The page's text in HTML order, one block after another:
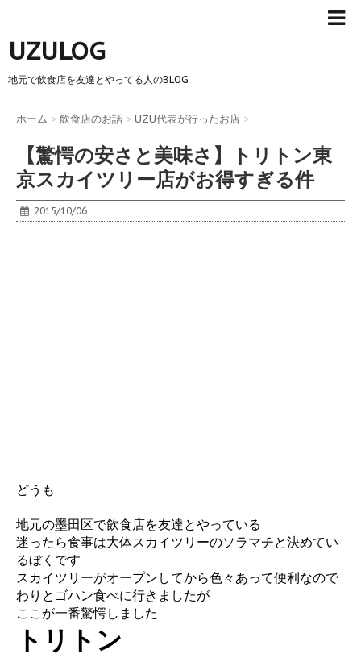
UZULOG
地元で飲食店を友達とやってる人のBLOG
ホーム > 飲食店のお話 > UZU代表が行ったお店 >
【驚愕の安さと美味さ】トリトン東
京スカイツリー店がお得すぎる件
2015/10/06
どうも
地元の墨田区で飲食店を友達とやっている
迷ったら食事は大体スカイツリーのソラマチと決めてい
るぼくです
スカイツリーがオープンしてから色々あって便利なので
わりとゴハン食べに行きましたが
ここが一番驚愕しました
トリトン